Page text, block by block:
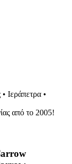
Ιεράπετρα •
από το 2005!